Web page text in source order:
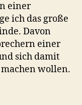
einer
ich das große
Davon
einer
sich damit
wollen.